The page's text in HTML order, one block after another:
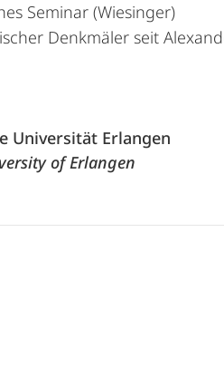
Seminar (Wiesinger)
Denkmäler seit
Universität Erlangen
of Erlangen